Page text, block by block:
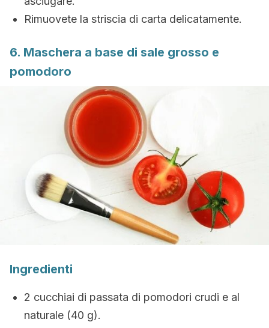
Rimuovete la striscia di carta delicatamente.
6. Maschera a base di sale grosso e
pomodoro
Ingredienti
2 cucchiai di passata di pomodori crudi e al
naturale (40 g).